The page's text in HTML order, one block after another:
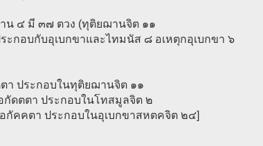
น ๔ มี ๓๗ ตวง (ทุติยฌานจิต ๑๑
ะกอบกับอุเบกขาและไทมนัส ๘ อเหตุกอุเบกขา ๖
า ประกอบในทุติยฌานจิต ๑๑
ดตตา ประกอบในโทสมูลจิต ๒
กัคคตา ประกอบในอุเบกขาสหตคจิต ๒๔]